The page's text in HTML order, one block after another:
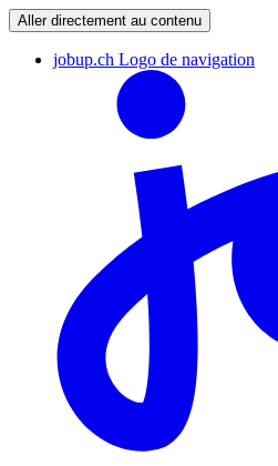
Aller directement au contenu
jobup.ch Logo de navigation